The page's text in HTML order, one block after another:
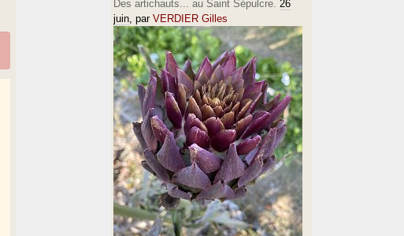
Des artichauts... au Saint Sépulcre. 26
juin, par VERDIER Gilles